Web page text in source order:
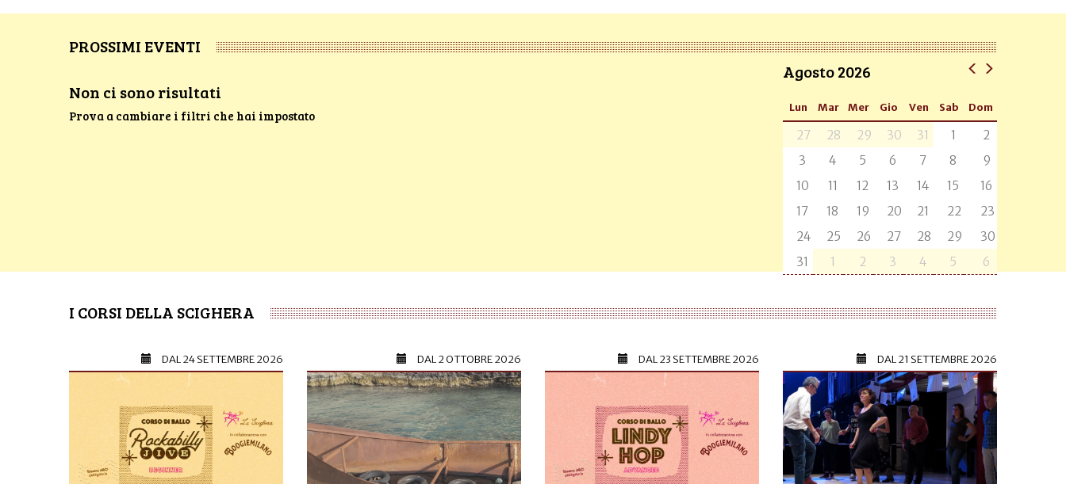
PROSSIMI EVENTI
Non ci sono risultati
Prova a cambiare i filtri che hai impostato
Agosto 2026
Lun Mar Mer Gio Ven Sab Dom
27 28 29 30 31 1
2
3
4 5 6 7 8
9
10
11 12 13 14 15
16
17
18 19 20 21 22
23
24
25 26 27 28 29
30
31
1 2 3 4 5 6
I CORSI DELLA SCIGHERA
DAL24 SETTEMBRE 2026 DAL2 OTTOBRE 2026 DAL23 SETTEMBRE 2026 DAL21 SETTEMBRE 2026